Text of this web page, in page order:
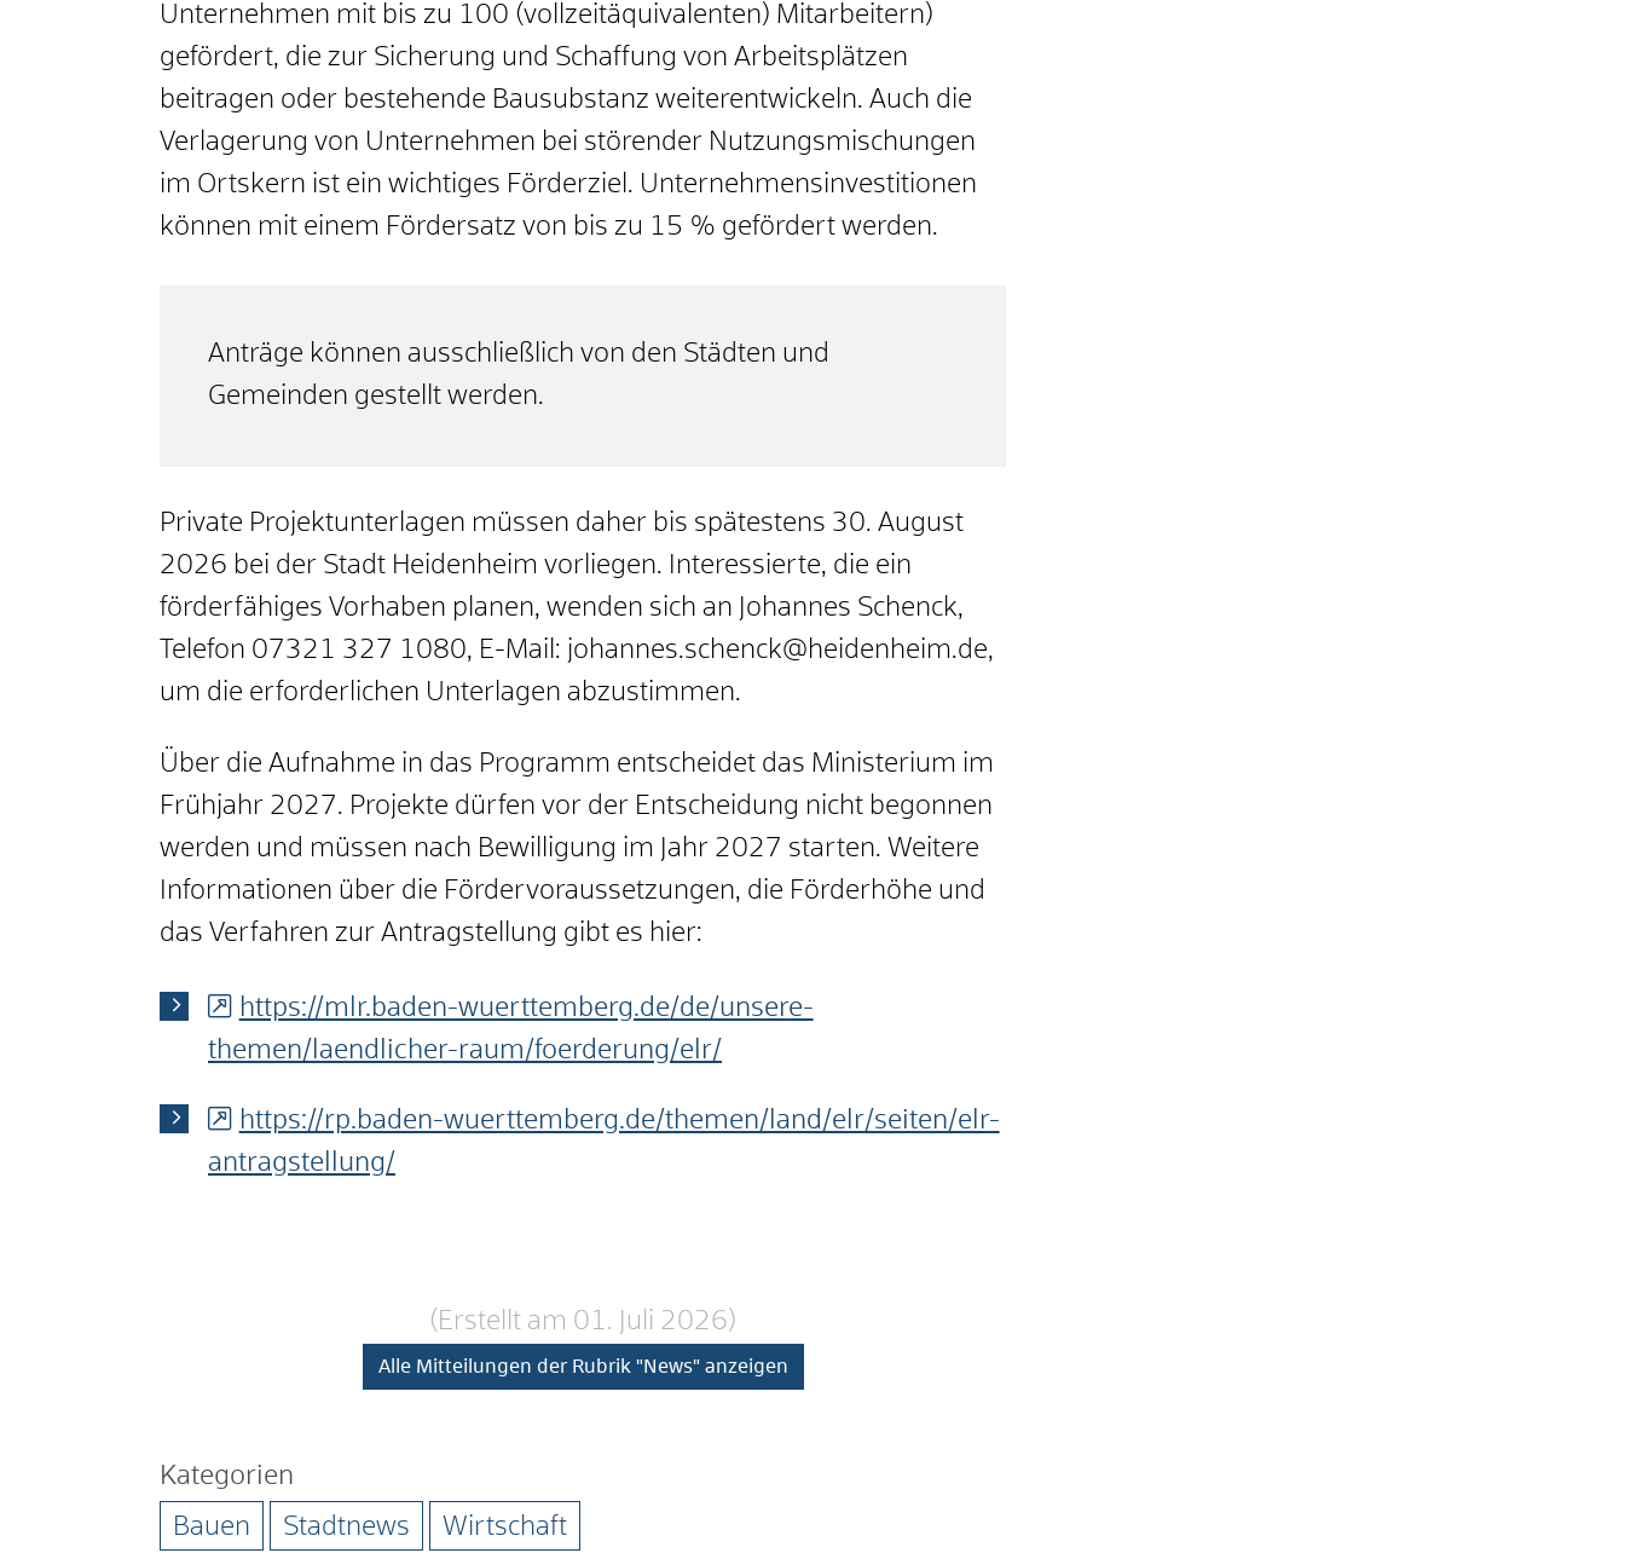
Unternehmen mit bis zu 100 (vollzeitäquivalenten) Mitarbeitern)
gefördert, die zur Sicherung und Schaffung von Arbeitsplätzen
beitragen oder bestehende Bausubstanz weiterentwickeln. Auch die
Verlagerung von Unternehmen bei störender Nutzungsmischungen
im Ortskern ist ein wichtiges Förderziel. Unternehmensinvestitionen
können mit einem Fördersatz von bis zu 15 % gefördert werden.
Anträge können ausschließlich von den Städten und
Gemeinden gestellt werden.
Private Projektunterlagen müssen daher bis spätestens 30. August
2026 bei der Stadt Heidenheim vorliegen. Interessierte, die ein
förderfähiges Vorhaben planen, wenden sich an Johannes Schenck,
Telefon 07321 327 1080, E-Mail: johannes.schenck@heidenheim.de,
um die erforderlichen Unterlagen abzustimmen.
Über die Aufnahme in das Programm entscheidet das Ministerium im
Frühjahr 2027. Projekte dürfen vor der Entscheidung nicht begonnen
werden und müssen nach Bewilligung im Jahr 2027 starten. Weitere
Informationen über die Fördervoraussetzungen, die Förderhöhe und
das Verfahren zur Antragstellung gibt es hier:
https://mlr.baden-wuerttemberg.de/de/unsere-
themen/laendlicher-raum/foerderung/elr/
https://rp.baden-wuerttemberg.de/themen/land/elr/seiten/elr-
antragstellung/
(Erstellt am 01. Juli 2026)
Alle Mitteilungen der Rubrik "News" anzeigen
Kategorien
Bauen
Stadtnews Wirtschaft